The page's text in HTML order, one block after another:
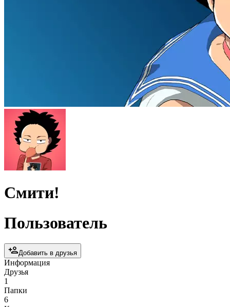
Смити!
Пользователь
Добавить в друзья
Информация
Друзья
1
Папки
6